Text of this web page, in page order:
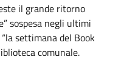
il grande ritorno
sospesa negli ultimi
settimana del Book
comunale.